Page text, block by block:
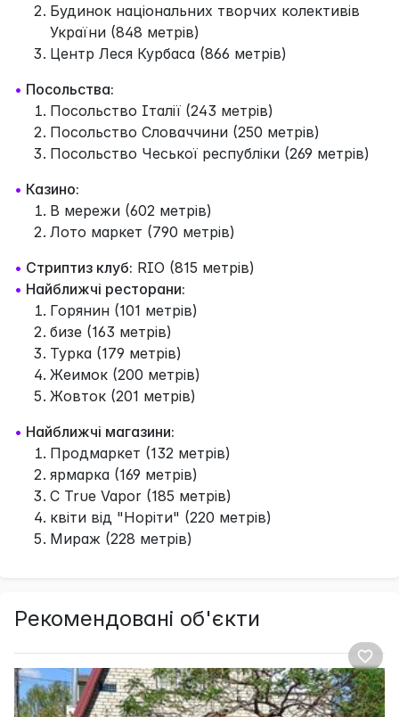
Будинок національних творчих колективів
України (848 метрів)
Центр Леся Курбаса (866 метрів)
• Посольства:
Посольство Італії (243 метрів)
Посольство Словаччини (250 метрів)
Посольство Чеської республіки (269 метрів)
• Казино:
В мережи (602 метрів)
Лото маркет (790 метрів)
• Стриптиз клуб: RIO (815 метрів)
• Найближчі ресторани:
Горянин (101 метрів)
бизе (163 метрів)
Турка (179 метрів)
Жеимок (200 метрів)
Жовток (201 метрів)
• Найближчі магазини:
Продмаркет (132 метрів)
ярмарка (169 метрів)
C True Vapor (185 метрів)
квіти від "Норіти" (220 метрів)
Мираж (228 метрів)
Рекомендовані об'єкти